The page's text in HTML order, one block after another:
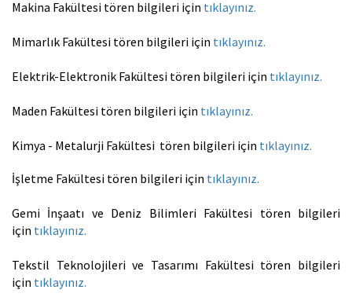
Makina Fakültesi tören bilgileri için tıklayınız.
Mimarlık Fakültesi tören bilgileri için tıklayınız.
Elektrik-Elektronik Fakültesi tören bilgileri için tıklayınız.
Maden Fakültesi tören bilgileri için tıklayınız.
Kimya - Metalurji Fakültesi tören bilgileri için tıklayınız.
İşletme Fakültesi tören bilgileri için tıklayınız.
Gemi İnşaatı ve Deniz Bilimleri Fakültesi tören bilgileri
için tıklayınız.
Tekstil Teknolojileri ve Tasarımı Fakültesi tören bilgileri
için tıklayınız.